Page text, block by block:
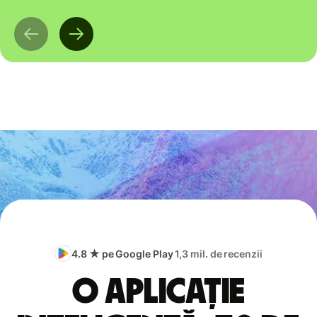
4.8 ★ pe Google Play1,3 mil. de recenzii
O aplicație